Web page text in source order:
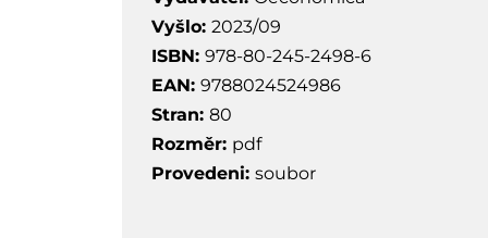
Vyšlo: 2023/09
ISBN: 978-80-245-2498-6
EAN: 9788024524986
Stran: 80
Rozměr: pdf
Provedeni: soubor